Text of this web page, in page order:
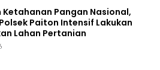
Ketahanan Pangan Nasional,
Paiton Intensif Lakukan
Lahan Pertanian